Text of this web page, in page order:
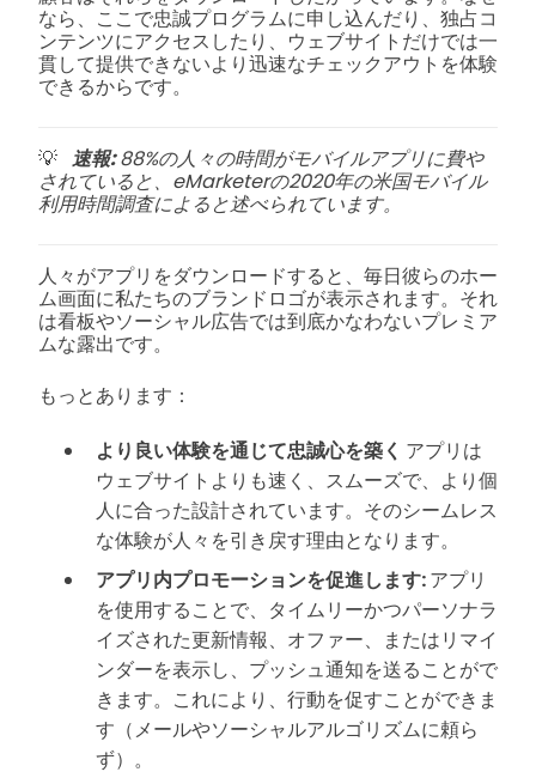
なら、ここで忠誠プログラムに申し込んだり、独占コ
ンテンツにアクセスしたり、ウェブサイトだけでは一
貫して提供できないより迅速なチェックアウトを体験
できるからです。
💡 速報:88%の人々の時間がモバイルアプリに費や
されていると、eMarketerの2020年の米国モバイル
利用時間調査によると述べられています。
人々がアプリをダウンロードすると、毎日彼らのホー
ム画面に私たちのブランドロゴが表示されます。それ
は看板やソーシャル広告では到底かなわないプレミア
ムな露出です。
もっとあります：
より良い体験を通じて忠誠心を築く アプリは
ウェブサイトよりも速く、スムーズで、より個
人に合った設計されています。そのシームレス
な体験が人々を引き戻す理由となります。
アプリ内プロモーションを促進します:アプリ
を使用することで、タイムリーかつパーソナラ
イズされた更新情報、オファー、またはリマイ
ンダーを表示し、プッシュ通知を送ることがで
きます。これにより、行動を促すことができま
す（メールやソーシャルアルゴリズムに頼ら
ず）。